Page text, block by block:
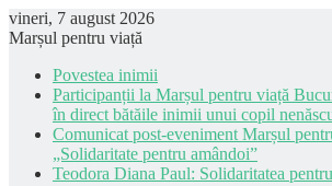
vineri, 7 august 2026
Marșul pentru viață
Povestea inimii
Participanții la Marșul pentru viață
în direct bătăile inimii unui copil
Comunicat post-eveniment Marșul
„Solidaritate pentru amândoi”
Teodora Diana Paul: Solidaritatea